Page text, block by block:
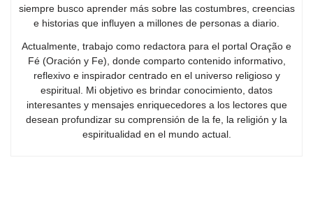
siempre busco aprender más sobre las costumbres, creencias
e historias que influyen a millones de personas a diario.
Actualmente, trabajo como redactora para el portal Oração e
Fé (Oración y Fe), donde comparto contenido informativo,
reflexivo e inspirador centrado en el universo religioso y
espiritual. Mi objetivo es brindar conocimiento, datos
interesantes y mensajes enriquecedores a los lectores que
desean profundizar su comprensión de la fe, la religión y la
espiritualidad en el mundo actual.